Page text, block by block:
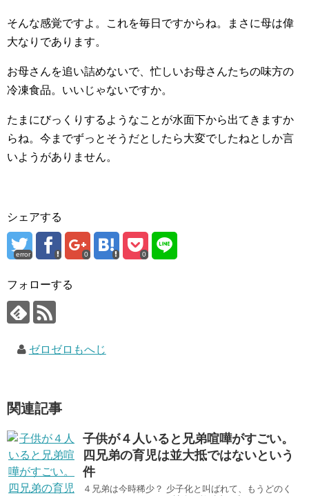
そんな感覚ですよ。これを毎日ですからね。まさに母は偉
大なりであります。
お母さんを追い詰めないで、忙しいお母さんたちの味方の
冷凍食品。いいじゃないですか。
たまにびっくりするようなことが水面下から出てきますか
らね。今までずっとそうだとしたら大変でしたねとしか言
いようがありません。
シェアする
error 0 0
フォローする
ゼロゼロもへじ
関連記事
子供が４人いると兄弟喧嘩がすごい。
四兄弟の育児は並大抵ではないという
件
４兄弟は今時稀少？ 少子化と叫ばれて、もうどのく